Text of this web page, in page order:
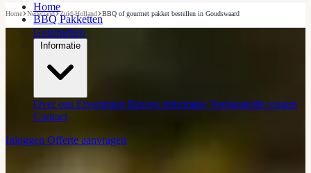
Home
BBQ Pakketten
Gourmetten
Informatie
Over ons Ervaringen Bezorg informatie Veelgestelde vragen
Contact
Inloggen Offerte aanvragen
Home›Nederland›Zuid-Holland›BBQ of gourmet pakket bestellen in Goudswaard